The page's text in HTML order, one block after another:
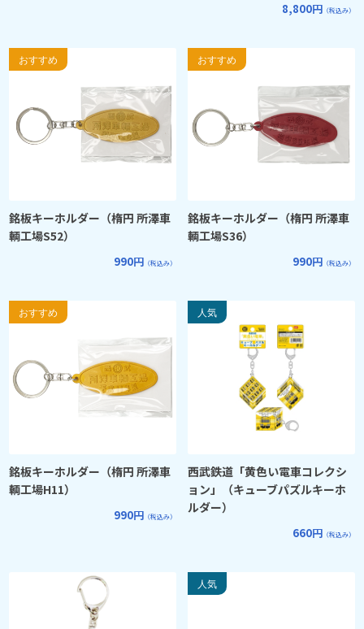
8,800円 （税込み）
銘板キーホルダー（楕円 所澤車
輌工場S52）
990円 （税込み）
銘板キーホルダー（楕円 所澤車
輌工場S36）
990円 （税込み）
銘板キーホルダー（楕円 所澤車
輌工場H11）
990円 （税込み）
西武鉄道「黄色い電車コレクシ
ョン」（キューブパズルキーホ
ルダー）
660円 （税込み）